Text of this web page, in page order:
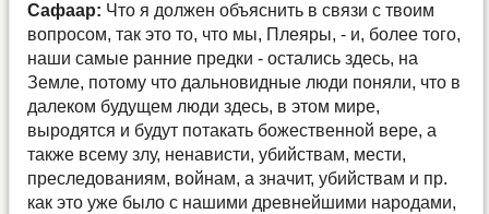
Сафаар: Что я должен объяснить в связи с твоим
вопросом, так это то, что мы, Плеяры, - и, более того,
наши самые ранние предки - остались здесь, на
Земле, потому что дальновидные люди поняли, что в
далеком будущем люди здесь, в этом мире,
выродятся и будут потакать божественной вере, а
также всему злу, ненависти, убийствам, мести,
преследованиям, войнам, а значит, убийствам и пр.
как это уже было с нашими древнейшими народами,